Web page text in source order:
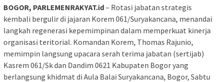
BOGOR, PARLEMENRAKYAT.id– Rotasi jabatan strategis
kembali bergulir di jajaran Korem 061/Suryakancana, menandai
langkah regenerasi kepemimpinan dalam memperkuat kinerja
organisasi teritorial. Komandan Korem, Thomas Rajunio,
memimpin langsung upacara serah terima jabatan (sertijab)
Kasrem 061/Sk dan Dandim 0621 Kabupaten Bogor yang
berlangsung khidmat di Aula Balai Suryakancana, Bogor, Sabtu